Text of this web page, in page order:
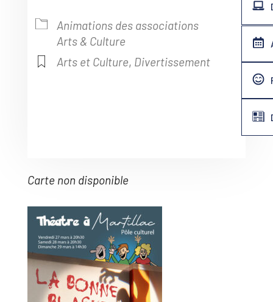
Animations des associations
Arts & Culture
Arts et Culture, Divertissement
Carte non disponible